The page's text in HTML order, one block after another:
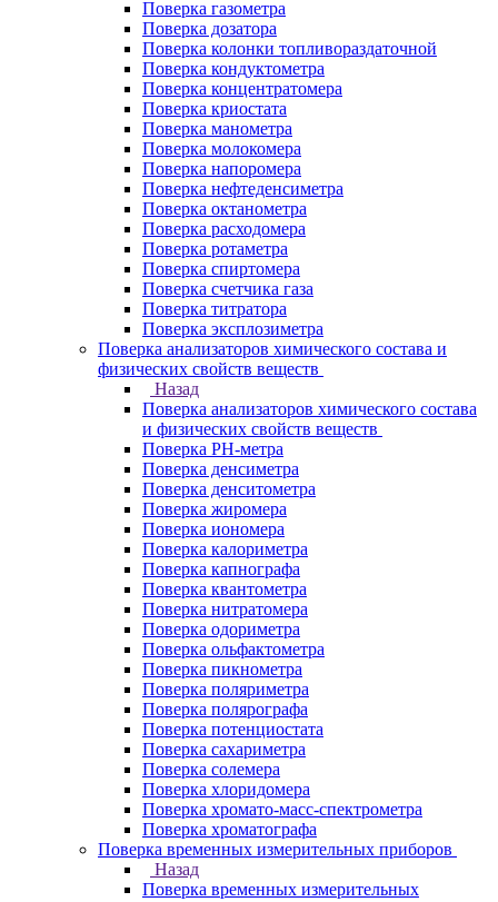
Поверка газометра
Поверка дозатора
Поверка колонки топливораздаточной
Поверка кондуктометра
Поверка концентратомера
Поверка криостата
Поверка манометра
Поверка молокомера
Поверка напоромера
Поверка нефтеденсиметра
Поверка октанометра
Поверка расходомера
Поверка ротаметра
Поверка спиртомера
Поверка счетчика газа
Поверка титратора
Поверка эксплозиметра
Поверка анализаторов химического состава и
физических свойств веществ
Назад
Поверка анализаторов химического состава
и физических свойств веществ
Поверка PH-метра
Поверка денсиметра
Поверка денситометра
Поверка жиромера
Поверка иономера
Поверка калориметра
Поверка капнографа
Поверка квантометра
Поверка нитратомера
Поверка одориметра
Поверка ольфактометра
Поверка пикнометра
Поверка поляриметра
Поверка полярографа
Поверка потенциостата
Поверка сахариметра
Поверка солемера
Поверка хлоридомера
Поверка хромато-масс-спектрометра
Поверка хроматографа
Поверка временных измерительных приборов
Назад
Поверка временных измерительных